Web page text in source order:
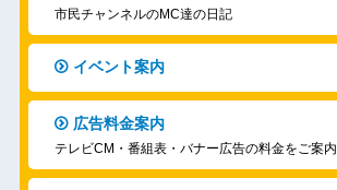
市民チャンネルのMC達の日記
イベント案内
広告料金案内
テレビCM・番組表・バナー広告の料金をご案内